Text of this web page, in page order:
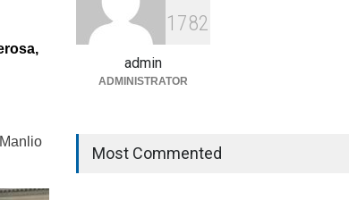
arrivano i pagamenti PAC, la
soddisfazione del Ministro
ambiente
1782
admin
ADMINISTRATOR
Most Commented